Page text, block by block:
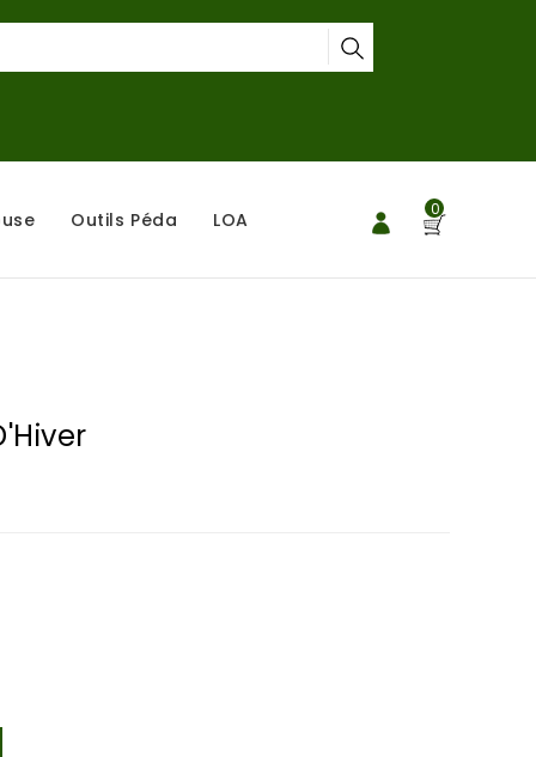
0
Outils Péda LOA